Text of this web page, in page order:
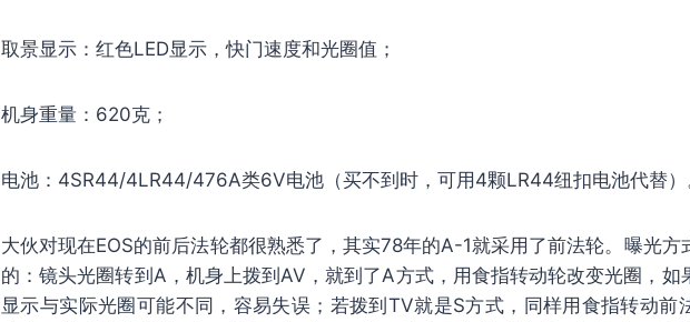
取景显示：红色LED显示，快门速度和光圈值；
机身重量：620克；
电池：4SR44/4LR44/476A类6V电池（买不到时，可用4颗LR44纽扣电池代替）
大伙对现在EOS的前后法轮都很熟悉了，其实78年的A-1就采用了前法轮。曝光方
的：镜头光圈转到A，机身上拨到AV，就到了A方式，用食指转动轮改变光圈，如
显示与实际光圈可能不同，容易失误；若拨到TV就是S方式，同样用食指转动前